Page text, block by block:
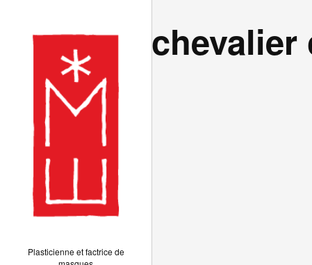
Plasticienne et factrice de
chevalier